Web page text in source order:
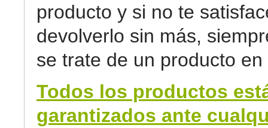
producto y si no te
devolverlo sin más,
se trate de un producto en
Todos los productos
garantizados ante